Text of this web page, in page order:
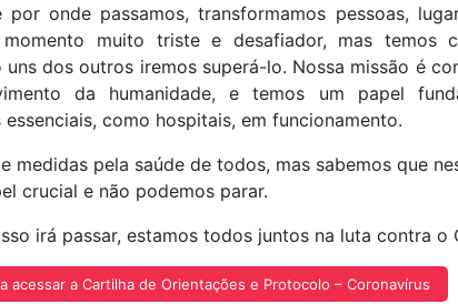
onde passamos, transformamos pessoas,
muito triste e desafiador, mas temos
dos outros iremos superá-lo. Nossa missão é
da humanidade, e temos um papel
como hospitais, em funcionamento.
medidas pela saúde de todos, mas sabemos que
crucial e não podemos parar.
irá passar, estamos todos juntos na luta contra o
acessar a Cartilha de Orientações e Protocolo – Coronavírus